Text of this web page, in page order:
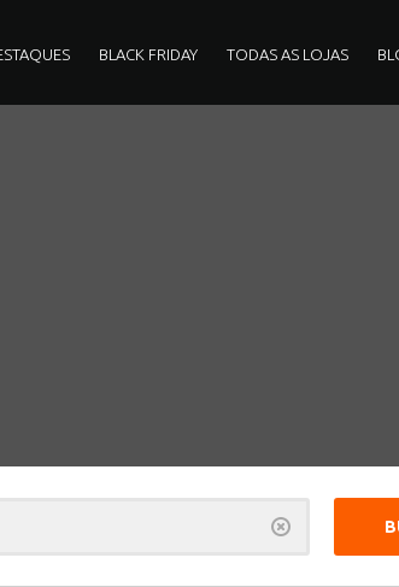
BLACK FRIDAY TODAS AS LOJAS
Limpar